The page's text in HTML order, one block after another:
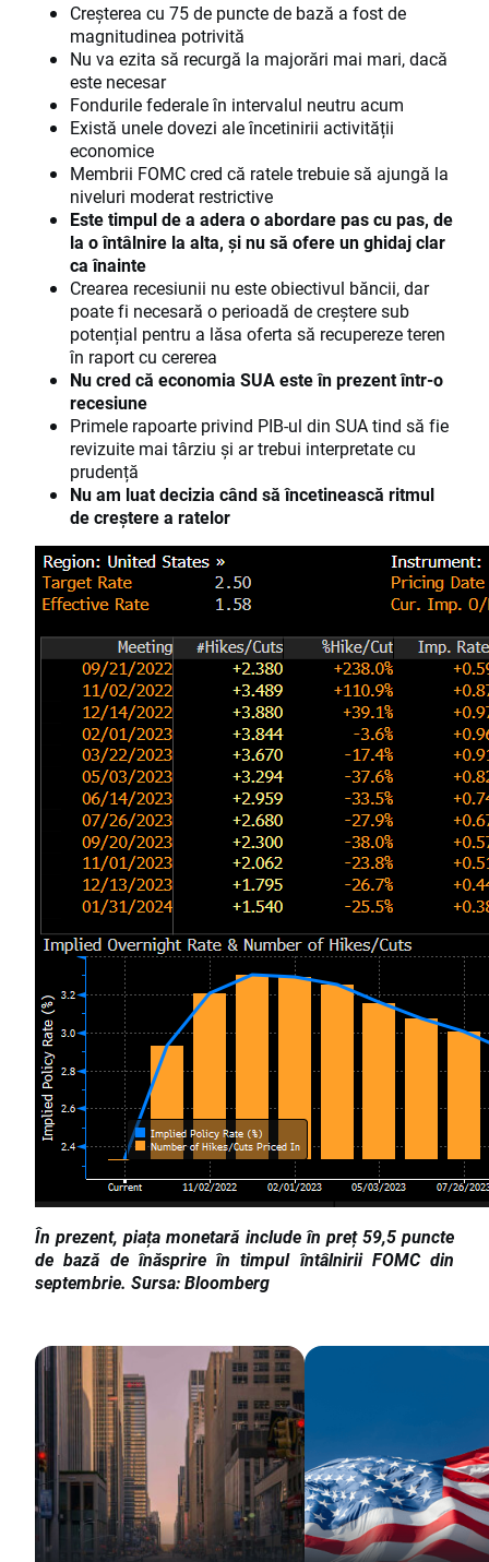
Creșterea cu 75 de puncte de bază a fost de
magnitudinea potrivită
Nu va ezita să recurgă la majorări mai mari, dacă
este necesar
Fondurile federale în intervalul neutru acum
Există unele dovezi ale încetinirii activității
economice
Membrii FOMC cred că ratele trebuie să ajungă la
niveluri moderat restrictive
Este timpul de a adera o abordare pas cu pas, de
la o întâlnire la alta, și nu să ofere un ghidaj clar
ca înainte
Crearea recesiunii nu este obiectivul băncii, dar
poate fi necesară o perioadă de creștere sub
potențial pentru a lăsa oferta să recupereze teren
în raport cu cererea
Nu cred că economia SUA este în prezent într-o
recesiune
Primele rapoarte privind PIB-ul din SUA tind să fie
revizuite mai târziu și ar trebui interpretate cu
prudență
Nu am luat decizia când să încetinească ritmul
de creștere a ratelor
În prezent, piața monetară include în preț 59,5 puncte
de bază de înăsprire în timpul întâlnirii FOMC din
septembrie. Sursa: Bloomberg